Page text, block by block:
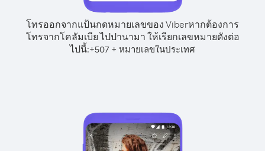
โทรออกจากแป้นกดหมายเลขของ Viberหากต้องการ
โทรจากโคลัมเบีย ไปปานามา ให้เรียกเลขหมายดังต่อ
ไปนี้:+507 + หมายเลขในประเทศ